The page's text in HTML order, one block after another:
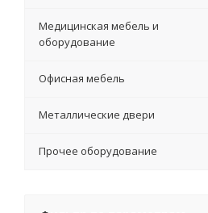
Медицинская мебель и
оборудование
Офисная мебель
Металлические двери
Прочее оборудование